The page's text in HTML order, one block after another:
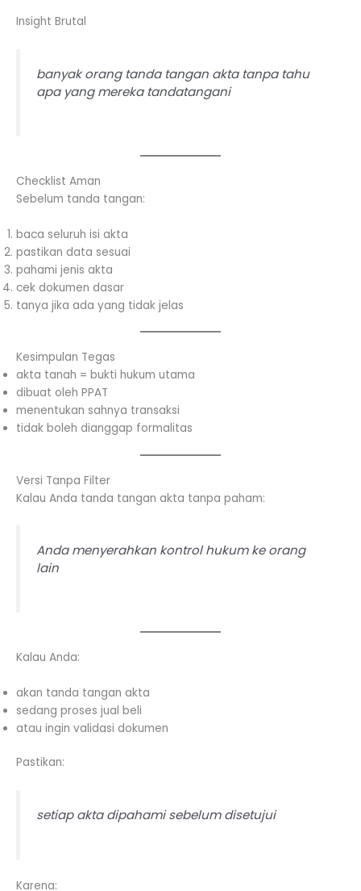
Insight Brutal
banyak orang tanda tangan akta tanpa tahu
apa yang mereka tandatangani
Checklist Aman
Sebelum tanda tangan:
baca seluruh isi akta
pastikan data sesuai
pahami jenis akta
cek dokumen dasar
tanya jika ada yang tidak jelas
Kesimpulan Tegas
akta tanah = bukti hukum utama
dibuat oleh PPAT
menentukan sahnya transaksi
tidak boleh dianggap formalitas
Versi Tanpa Filter
Kalau Anda tanda tangan akta tanpa paham:
Anda menyerahkan kontrol hukum ke orang
lain
Kalau Anda:
akan tanda tangan akta
sedang proses jual beli
atau ingin validasi dokumen
Pastikan:
setiap akta dipahami sebelum disetujui
Karena: